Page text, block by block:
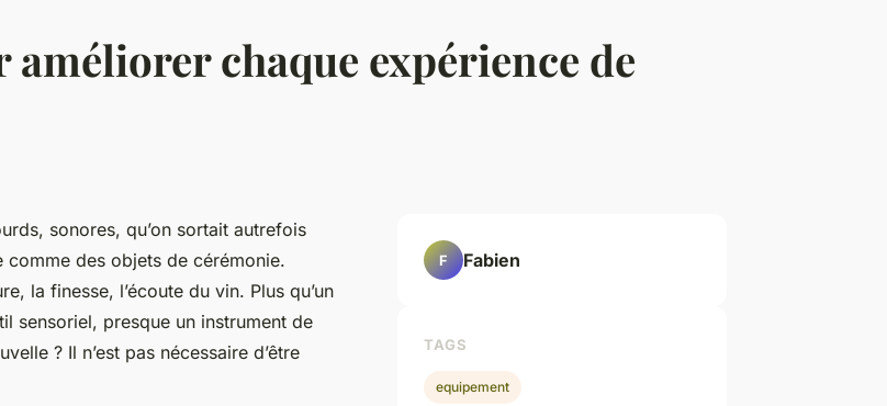
améliorer chaque expérience de
sonores, qu’on sortait autrefois
des objets de cérémonie.
la finesse, l’écoute du vin. Plus qu’un
sensoriel, presque un instrument de
? Il n’est pas nécessaire d’être
F Fabien
TAGS
equipement